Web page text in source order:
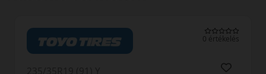
0 értékelés